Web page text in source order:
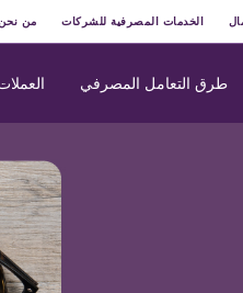
الخدمات المصرفية للشركات من نحن
طرق التعامل المصرفي